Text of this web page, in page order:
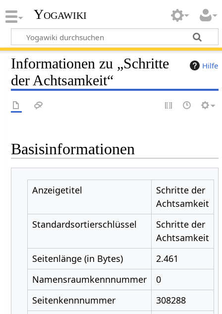
Yogawiki
Hilfe
Informationen zu „Schritte
der Achtsamkeit“
Basisinformationen
Anzeigetitel
Schritte der
Achtsamkeit
Standardsortierschlüssel
Schritte der
Achtsamkeit
Seitenlänge (in Bytes)
2.461
Namensraumkennnummer
0
Seitenkennnummer
308288